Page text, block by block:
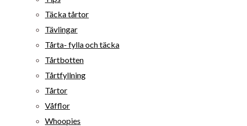
Täcka tårtor
Tävlingar
Tårta- fylla och täcka
Tårtbotten
Tårtfyllning
Tårtor
Våfflor
Whoopies